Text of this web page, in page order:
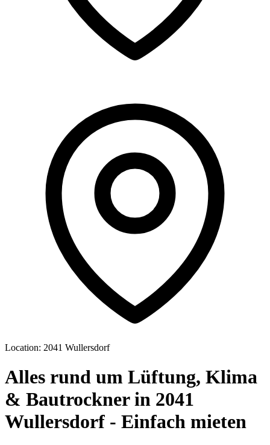
Location: 2041 Wullersdorf
Alles rund um Lüftung, Klima
& Bautrockner in 2041
Wullersdorf - Einfach mieten